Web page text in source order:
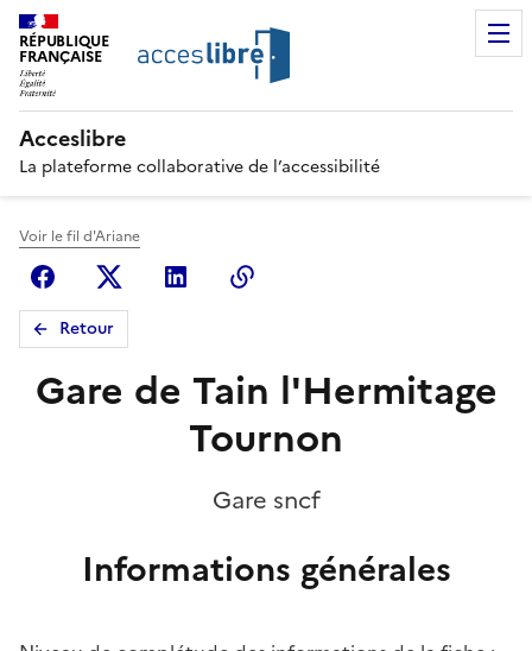
RÉPUBLIQUE
FRANÇAISE
Acceslibre
La plateforme collaborative de l’accessibilité
Voir le fil d'Ariane
FacebookX (anciennement Twitter)
Linkedin
Retour
Gare de Tain l'Hermitage
Tournon
Gare sncf
Informations générales